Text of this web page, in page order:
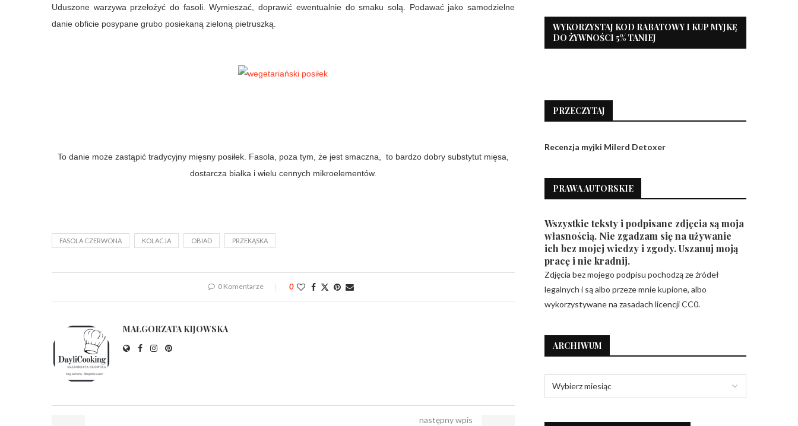
Uduszone warzywa przełożyć do fasoli. Wymieszać, doprawić ewentualnie do smaku solą. Podawać jako samodzielne
danie obficie posypane grubo posiekaną zieloną pietruszką.
To danie może zastąpić tradycyjny mięsny posiłek. Fasola, poza tym, że jest smaczna, to bardzo dobry substytut mięsa,
dostarcza białka i wielu cennych mikroelementów.
FASOLA CZERWONA KOLACJA OBIAD PRZEKĄSKA
0 Komentarze 0
MAŁGORZATA KIJOWSKA
następny wpis
WYKORZYSTAJ KOD RABATOWY I KUP MYJKĘ
DO ŻYWNOŚCI 5% TANIEJ
PRZECZYTAJ
Recenzja myjki Milerd Detoxer
PRAWA AUTORSKIE
Wszystkie teksty i podpisane zdjęcia są moja
własnością. Nie zgadzam się na używanie
ich bez mojej wiedzy i zgody. Uszanuj moją
pracę i nie kradnij.
Zdjęcia bez mojego podpisu pochodzą ze źródeł
legalnych i są albo przeze mnie kupione, albo
wykorzystywane na zasadach licencji CC0.
ARCHIWUM